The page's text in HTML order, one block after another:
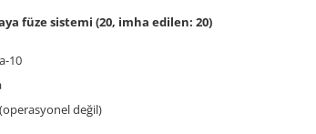
füze sistemi (20, imha edilen: 20)
10
değil)